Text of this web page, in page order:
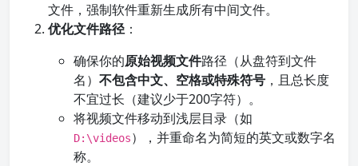
文件，强制软件重新生成所有中间文件。
优化文件路径：
确保你的原始视频文件路径（从盘符到文件
名） 不包含中文、空格或特殊符号 ，且总长度
不宜过长（建议少于200字符）。
将视频文件移动到浅层目录（如
D:\videos），并重命名为简短的英文或数字名
称。